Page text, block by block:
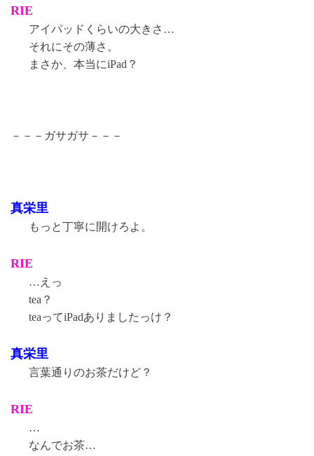
RIE
アイパッドくらいの大きさ…
それにその薄さ。
まさか、本当にiPad？
－－－ガサガサ－－－
真栄里
もっと丁寧に開けろよ。
RIE
…えっ
tea？
teaってiPadありましたっけ？
真栄里
言葉通りのお茶だけど？
RIE
…
なんでお茶…